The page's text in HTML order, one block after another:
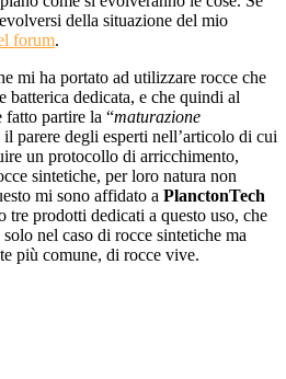
della situazione del mio
forum.
mi ha portato ad utilizzare rocce che
batterica dedicata, e che quindi al
fatto partire la “maturazione
parere degli esperti nell’articolo di cui
un protocollo di arricchimento,
sintetiche, per loro natura non
mi sono affidato a PlanctonTech
tre prodotti dedicati a questo uso, che
nel caso di rocce sintetiche ma
più comune, di rocce vive.